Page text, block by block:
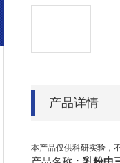
产品详情
本产品仅供科研实验，